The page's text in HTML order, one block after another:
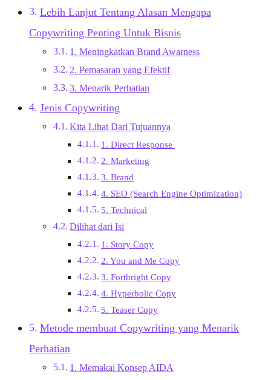
Lebih Lanjut Tentang Alasan Mengapa
Copywriting Penting Untuk Bisnis
1. Meningkatkan Brand Awarness
2. Pemasaran yang Efektif
3. Menarik Perhatian
Jenis Copywriting
Kita Lihat Dari Tujuannya
1. Direct Response
2. Marketing
3. Brand
4. SEO (Search Engine Optimization)
5. Technical
Dilihat dari Isi
1. Story Copy
2. You and Me Copy
3. Forthright Copy
4. Hyperbolic Copy
5. Teaser Copy
Metode membuat Copywriting yang Menarik
Perhatian
1. Memakai Konsep AIDA